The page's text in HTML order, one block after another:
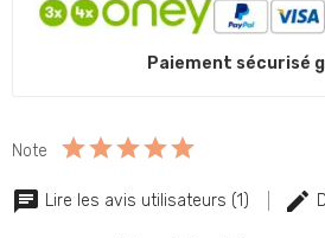
Paiement sécurisé
Note
Lire les avis utilisateurs (1)